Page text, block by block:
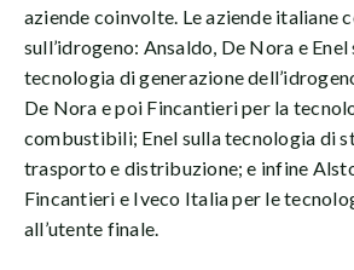
aziende coinvolte. Le aziende italiane
sull’idrogeno: Ansaldo, De Nora e
tecnologia di generazione
De Nora e poi Fincantieri per la
combustibili; Enel sulla tecnologia di
trasporto e distribuzione; e infine
Fincantieri e Iveco Italia per le
all’utente finale.